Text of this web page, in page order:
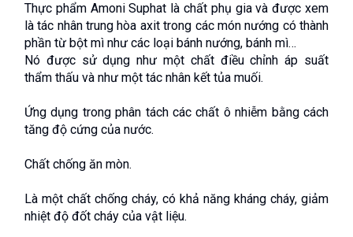
Thực phẩm Amoni Suphat là chất phụ gia và được xem
là tác nhân trung hòa axit trong các món nướng có thành
phần từ bột mì như các loại bánh nướng, bánh mì…
Nó được sử dụng như một chất điều chỉnh áp suất
thẩm thấu và như một tác nhân kết tủa muối.
Ứng dụng trong phân tách các chất ô nhiễm bằng cách
tăng độ cứng của nước.
Chất chống ăn mòn.
Là một chất chống cháy, có khả năng kháng cháy, giảm
nhiệt độ đốt cháy của vật liệu.